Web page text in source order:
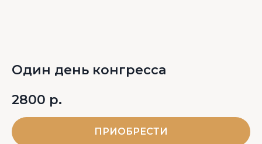
Один день конгресса
2800 р.
ПРИОБРЕСТИ